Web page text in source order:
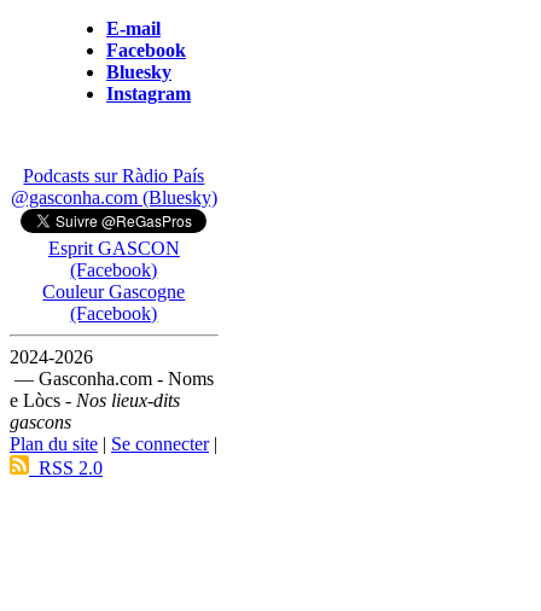
E-mail
Facebook
Bluesky
Instagram
Podcasts sur Ràdio País
@gasconha.com (Bluesky)
Esprit GASCON
(Facebook)
Couleur Gascogne
(Facebook)
2024-2026
— Gasconha.com - Noms
e Lòcs - Nos lieux-dits
gascons
Plan du site | Se connecter|
RSS 2.0